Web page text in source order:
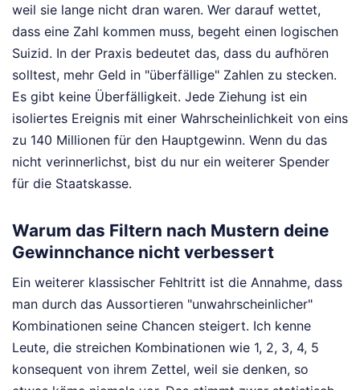
weil sie lange nicht dran waren. Wer darauf wettet,
dass eine Zahl kommen muss, begeht einen logischen
Suizid. In der Praxis bedeutet das, dass du aufhören
solltest, mehr Geld in "überfällige" Zahlen zu stecken.
Es gibt keine Überfälligkeit. Jede Ziehung ist ein
isoliertes Ereignis mit einer Wahrscheinlichkeit von eins
zu 140 Millionen für den Hauptgewinn. Wenn du das
nicht verinnerlichst, bist du nur ein weiterer Spender
für die Staatskasse.
Warum das Filtern nach Mustern deine
Gewinnchance nicht verbessert
Ein weiterer klassischer Fehltritt ist die Annahme, dass
man durch das Aussortieren "unwahrscheinlicher"
Kombinationen seine Chancen steigert. Ich kenne
Leute, die streichen Kombinationen wie 1, 2, 3, 4, 5
konsequent von ihrem Zettel, weil sie denken, so